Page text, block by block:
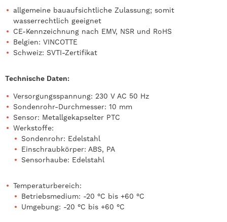
allgemeine bauaufsichtliche Zulassung; somit
wasserrechtlich geeignet
CE-Kennzeichnung nach EMV, NSR und RoHS
Belgien: VINCOTTE
Schweiz: SVTI-Zertifikat
Technische Daten:
Versorgungsspannung: 230 V AC 50 Hz
Sondenrohr-Durchmesser: 10 mm
Sensor: Metallgekapselter PTC
Werkstoffe:
Sondenrohr: Edelstahl
Einschraubkörper: ABS, PA
Sensorhaube: Edelstahl
Temperaturbereich:
Betriebsmedium: -20 °C bis +60 °C
Umgebung: -20 °C bis +60 °C